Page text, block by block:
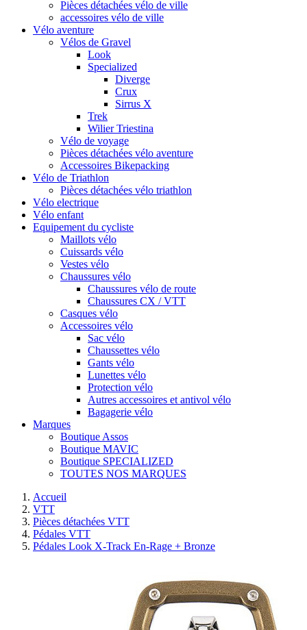
Pièces détachées vélo de ville
accessoires vélo de ville
Vélo aventure
Vélos de Gravel
Look
Specialized
Diverge
Crux
Sirrus X
Trek
Wilier Triestina
Vélo de voyage
Pièces détachées vélo aventure
Accessoires Bikepacking
Vélo de Triathlon
Pièces détachées vélo triathlon
Vélo electrique
Vélo enfant
Equipement du cycliste
Maillots vélo
Cuissards vélo
Vestes vélo
Chaussures vélo
Chaussures vélo de route
Chaussures CX / VTT
Casques vélo
Accessoires vélo
Sac vélo
Chaussettes vélo
Gants vélo
Lunettes vélo
Protection vélo
Autres accessoires et antivol vélo
Bagagerie vélo
Marques
Boutique Assos
Boutique MAVIC
Boutique SPECIALIZED
TOUTES NOS MARQUES
Accueil
VTT
Pièces détachées VTT
Pédales VTT
Pédales Look X-Track En-Rage + Bronze